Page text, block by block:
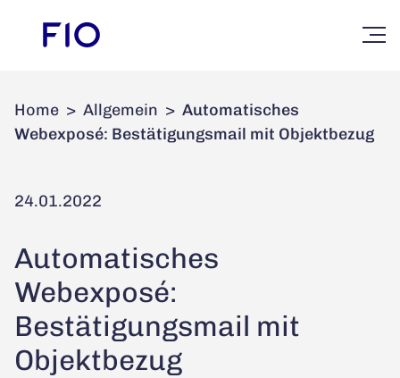
Home > Allgemein > Automatisches
Webexposé: Bestätigungsmail mit Objektbezug
24.01.2022
Automatisches
Webexposé:
Bestätigungsmail mit
Objektbezug